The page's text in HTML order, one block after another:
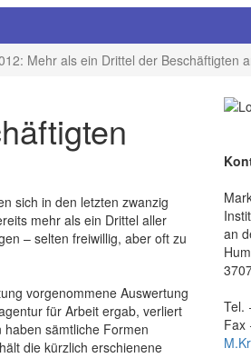
Mehr als ein Drittel der Beschäftigten
sich in den letzten zwanzig
mehr als ein Drittel aller
– selten freiwillig, aber oft zu
vorgenommene Auswertung
für Arbeit ergab, verliert
sämtliche Formen
die kürzlich erschienene
an
Tel.
Fax